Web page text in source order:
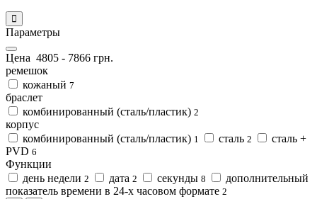
Параметры
Цена 4805 - 7866 грн.
ремешок
кожаный 7
браслет
комбинированный (сталь/пластик) 2
корпус
комбинированный (сталь/пластик) 1 сталь 2
сталь +
PVD 6
Функции
день недели 2 дата 2 секунды 8
дополнительный
показатель времени в 24-х часовом формате 2